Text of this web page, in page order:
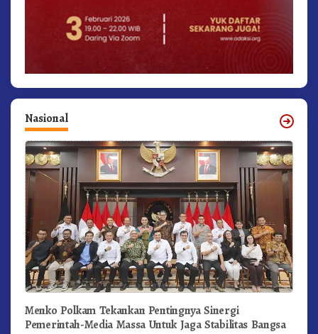
Nasional
Menko Polkam Tekankan Pentingnya Sinergi
Pemerintah-Media Massa Untuk Jaga Stabilitas Bangsa